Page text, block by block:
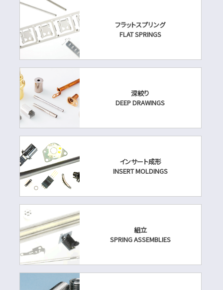
フラットスプリング
FLAT SPRINGS
深絞り
DEEP DRAWINGS
インサート成形
INSERT MOLDINGS
組立
SPRING ASSEMBLIES